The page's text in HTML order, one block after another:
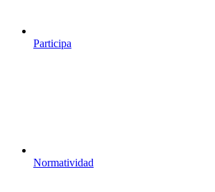
Participa
Normatividad